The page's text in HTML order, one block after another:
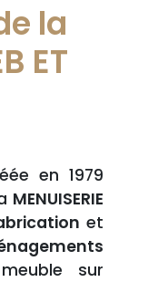
la
ET
en 1979
MENUISERIE
et
sur